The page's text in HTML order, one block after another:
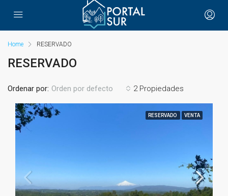
Home RESERVADO
RESERVADO
2 Propiedades
Ordenar por: Orden por defecto
RESERVADO VENTA